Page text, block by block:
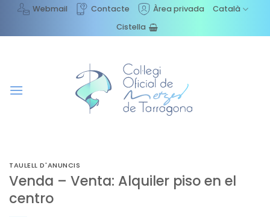
content
Webmail Contacte Àrea privada
Català
Cistella
TAULELL D'ANUNCIS
Venda – Venta: Alquiler piso en el
centro